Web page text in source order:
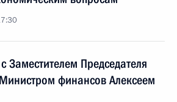
Заместителем Председателя
финансов Алексеем